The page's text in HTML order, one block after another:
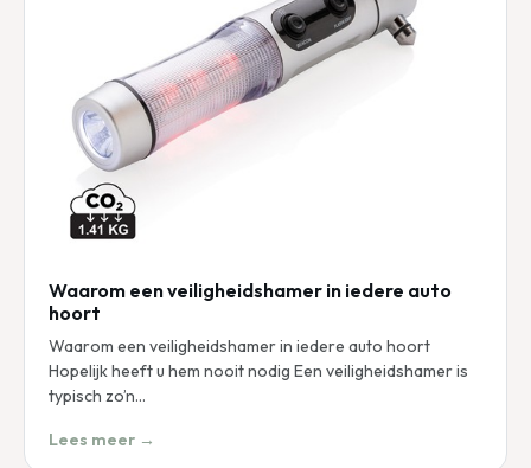
Waarom een veiligheidshamer in iedere auto
hoort
Waarom een veiligheidshamer in iedere auto hoort
Hopelijk heeft u hem nooit nodig Een veiligheidshamer is
typisch zo’n…
Lees meer →